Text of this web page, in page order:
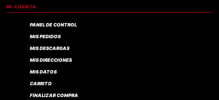
MI CUENTA
PANEL DE CONTROL
MIS PEDIDOS
MIS DESCARGAS
MIS DIRECCIONES
MIS DATOS
CARRITO
FINALIZAR COMPRA